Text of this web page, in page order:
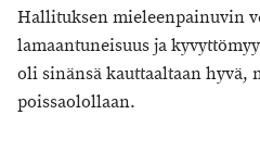
Hallituksen mieleenpainuvin
lamaantuneisuus ja
oli sinänsä kauttaaltaan hyvä,
poissaolollaan.